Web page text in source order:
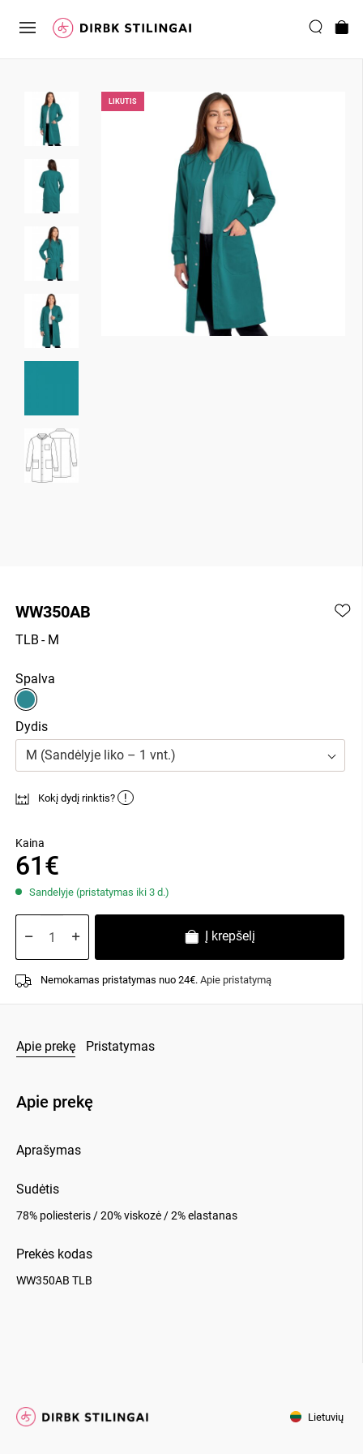
LIKUTIS
WW350AB
TLB - M
Spalva
Dydis
M (Sandėlyje liko – 1 vnt.)
Kokį dydį rinktis? !
Kaina
61€
Sandelyje (pristatymas iki 3 d.)
Į krepšelį
Nemokamas pristatymas nuo 24€. Apie pristatymą
Apie prekę Pristatymas
Apie prekę
Aprašymas
Sudėtis
78% poliesteris / 20% viskozė / 2% elastanas
Prekės kodas
WW350AB TLB
Lietuvių